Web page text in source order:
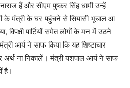
हैं और सीएम पुष्कर सिंह धामी उन्हें
के मंत्री के घर पहुंचने से सियासी भूचाल आ
विपक्षी पार्टियों समेत लोगों के मन में उठने
आर्य ने साफ किया कि यह शिष्टाचार
ना निकालें। मंत्री यशपाल आर्य ने साफ
है।